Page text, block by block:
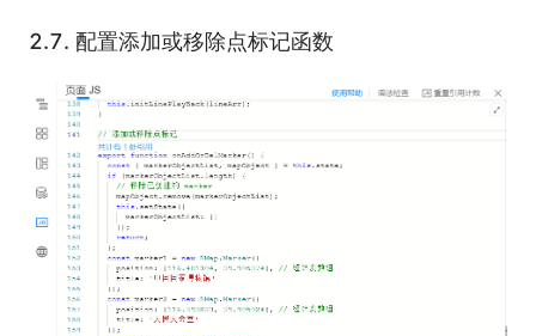
2.7. 配置添加或移除点标记函数